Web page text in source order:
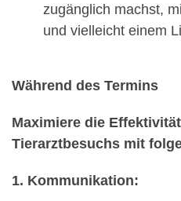
zugänglich machst,
und vielleicht einem
Während des Termins
Maximiere die
Tierarztbesuchs mit
1. Kommunikation: